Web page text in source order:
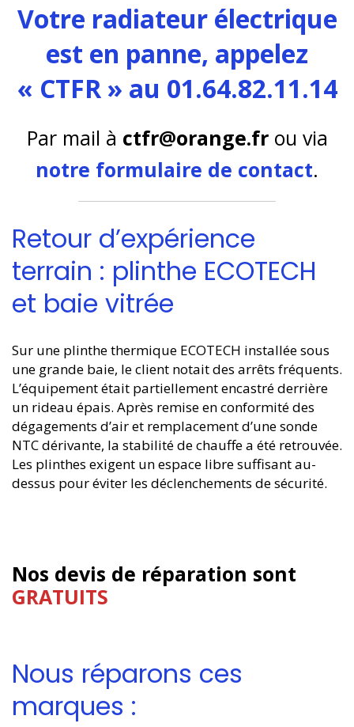
Votre radiateur électrique
est en panne, appelez
« CTFR » au 01.64.82.11.14
Par mail à ctfr@orange.frou via
notre formulaire de contact.
Retour d’expérience
terrain : plinthe ECOTECH
et baie vitrée
Sur une plinthe thermique ECOTECH installée sous
une grande baie, le client notait des arrêts fréquents.
L’équipement était partiellement encastré derrière
un rideau épais. Après remise en conformité des
dégagements d’air et remplacement d’une sonde
NTC dérivante, la stabilité de chauffe a été retrouvée.
Les plinthes exigent un espace libre suffisant au-
dessus pour éviter les déclenchements de sécurité.
Nos devis de réparation sont
GRATUITS
Nous réparons ces
marques :